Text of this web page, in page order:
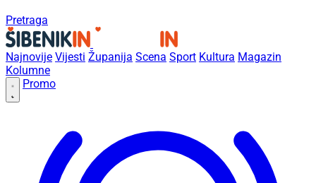
Pretraga
Najnovije Vijesti Županija Scena Sport Kultura Magazin
Kolumne
Promo